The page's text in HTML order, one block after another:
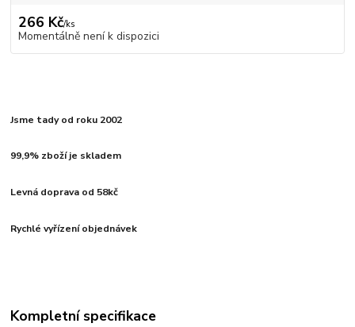
266 Kč/ks
Momentálně není k dispozici
Jsme tady od roku 2002
99,9% zboží je skladem
Levná doprava od 58kč
Rychlé vyřízení objednávek
Kompletní specifikace